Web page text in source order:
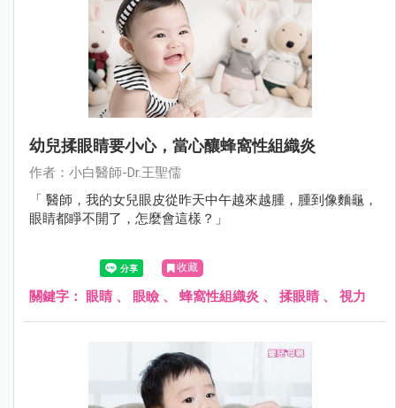
幼兒揉眼睛要小心，當心釀蜂窩性組織炎
作者：小白醫師-Dr.王聖儒
「 醫師，我的女兒眼皮從昨天中午越來越腫，腫到像麵龜，
眼睛都睜不開了，怎麼會這樣？」
收藏
關鍵字： 眼睛 、 眼瞼 、 蜂窩性組織炎 、 揉眼睛 、 視力